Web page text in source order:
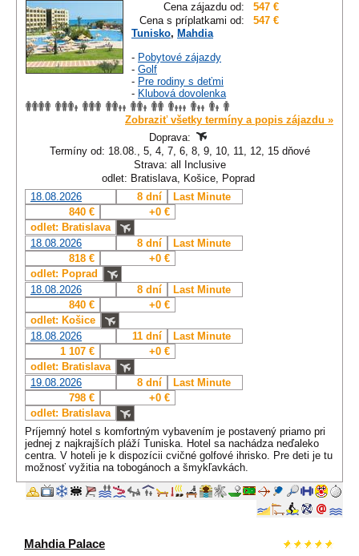
Cena zájazdu od:
547 €
Cena s príplatkami od:
547 €
Tunisko, Mahdia
- Pobytové zájazdy
- Golf
- Pre rodiny s deťmi
- Klubová dovolenka
Zobraziť všetky termíny a popis zájazdu »
Doprava:
Termíny od: 18.08., 5, 4, 7, 6, 8, 9, 10, 11, 12, 15 dňové
Strava: all Inclusive
odlet: Bratislava, Košice, Poprad
18.08.2026
8 dní
Last Minute
840 €
+0 €
odlet: Bratislava
18.08.2026
8 dní
Last Minute
818 €
+0 €
odlet: Poprad
18.08.2026
8 dní
Last Minute
840 €
+0 €
odlet: Košice
18.08.2026
11 dní
Last Minute
1 107 €
+0 €
odlet: Bratislava
19.08.2026
8 dní
Last Minute
798 €
+0 €
odlet: Bratislava
Príjemný hotel s komfortným vybavením je postavený priamo pri
jednej z najkrajších pláží Tuniska. Hotel sa nachádza neďaleko
centra. V hoteli je k dispozícii cvičné golfové ihrisko. Pre deti je tu
možnosť vyžitia na tobogánoch a šmykľavkách.
Mahdia Palace